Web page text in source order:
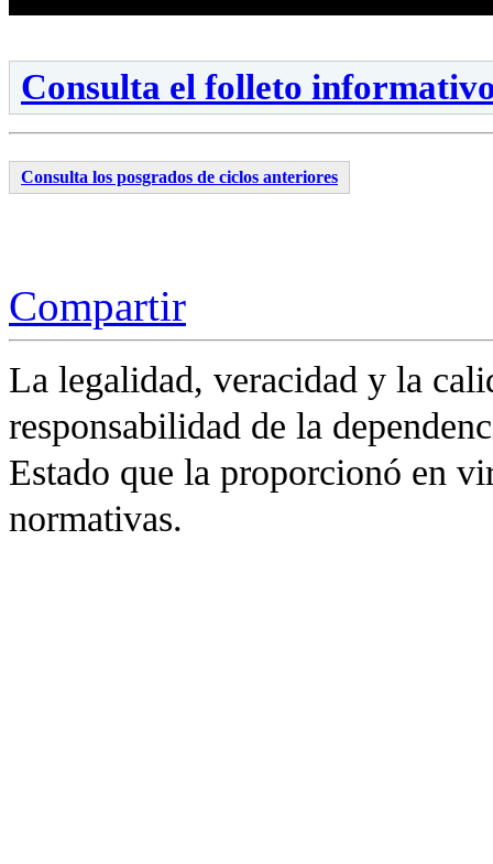
Consulta el folleto
Consulta los posgrados de ciclos anteriores
Compartir
La legalidad, veracidad y la
responsabilidad de la
Estado que la proporcionó en
normativas.